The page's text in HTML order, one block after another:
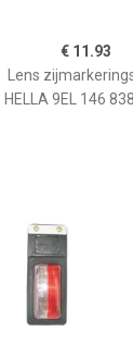
€ 11.93
Lens
HELLA 9EL 146